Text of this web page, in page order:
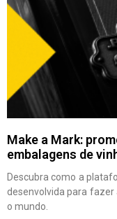
Make a Mark:
embalagens de
Descubra como a
desenvolvida para
o mundo.